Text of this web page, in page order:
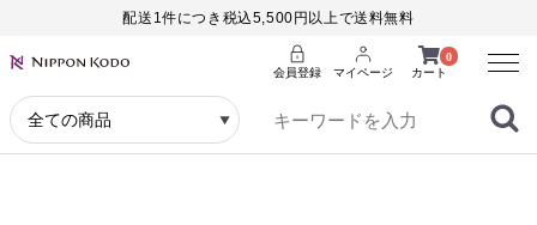
配送1件につき税込5,500円以上で送料無料
0
カート
会員登録 マイページ
Menu